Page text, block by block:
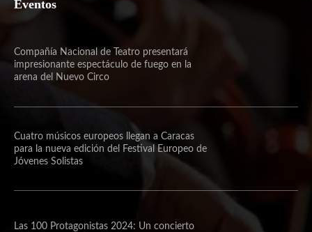
Eventos
Compañía Nacional de Teatro presentará
impresionante espectáculo de fuego en la
arena del Nuevo Circo
Cuatro músicos europeos llegan a Caracas
para la nueva edición del Festival Europeo de
Jóvenes Solistas
Las 100 Protagonistas 2024: Un concierto